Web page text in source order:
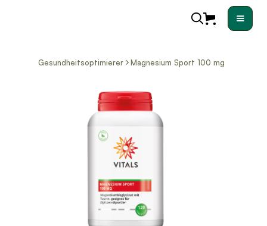
Gesundheitsoptimierer Magnesium Sport 100 mg